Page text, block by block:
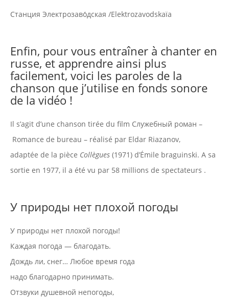
Cтанция Электрозаво́дская /Elektrozavodskaïa
Enfin, pour vous entraîner à chanter en
russe, et apprendre ainsi plus
facilement, voici les paroles de la
chanson que j’utilise en fonds sonore
de la vidéo !
Il s’agit d’une chanson tirée du film Служебный роман –
Romance de bureau – réalisé par Eldar Riazanov,
adaptée de la pièce Collègues (1971) d’Émile braguinski. A sa
sortie en 1977, il a été vu par 58 millions de spectateurs .
У природы нет плохой погоды
У природы нет плохой погоды!
Каждая погода — благодать.
Дождь ли, снег… Любое время года
надо благодарно принимать.
Отзвуки душевной непогоды,